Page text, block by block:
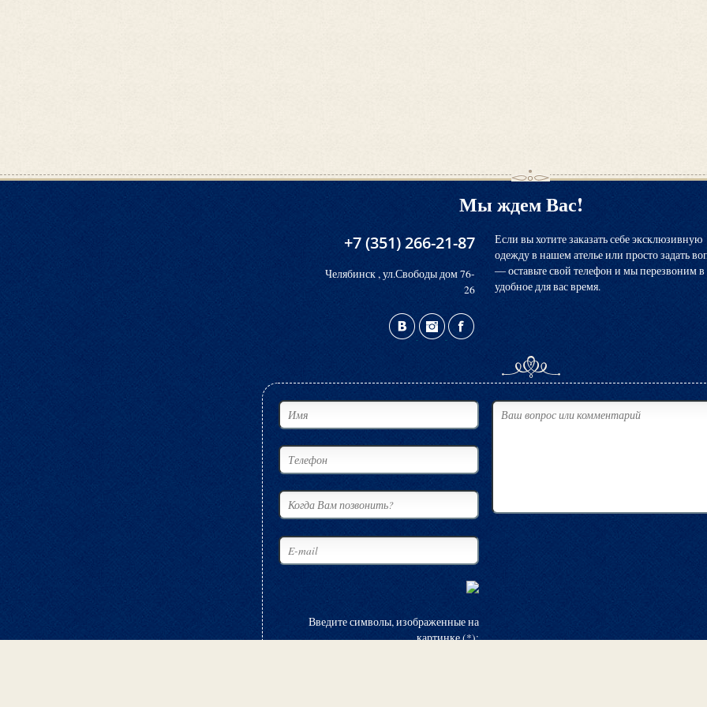
Мы ждем Вас!
Если вы хотите заказать себе эксклюзивную
одежду в нашем ателье или просто задать
― оставьте свой телефон и мы перезвоним в
удобное для вас время.
+7 (351) 266-21-87
Челябинск , ул.Свободы дом 76-
26
Введите символы, изображенные на
картинке (*):